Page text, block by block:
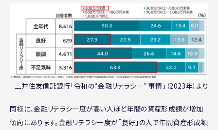
三井住友信託銀行「令和の“金融リテラシー” 事情」（2023年）より
同様に、金融リテラシー度が高い人ほど年間の資産形成額が増加
傾向にあります。金融リテラシー度が「良好」の人で年間資産形成額